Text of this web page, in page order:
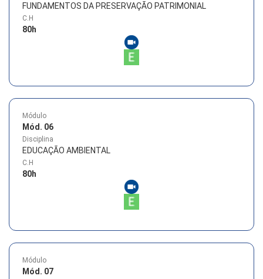
FUNDAMENTOS DA PRESERVAÇÃO PATRIMONIAL
C.H
80h
Módulo
Mód. 06
Disciplina
EDUCAÇÃO AMBIENTAL
C.H
80h
Módulo
Mód. 07